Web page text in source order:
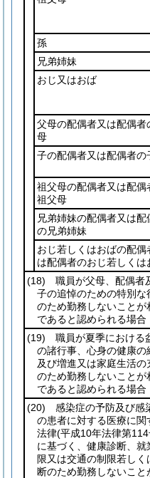
孫
兄弟姉妹
おじ又はおば
父母の配偶者又は配偶者
母
子の配偶者又は配偶者の
祖父母の配偶者又は配偶
祖父母
兄弟姉妹の配偶者又は配
の兄弟姉妹
おじ若しくはおばの配偶
は配偶者のおじ若しくは
(18) 職員が父母、配偶者
子の追悼のための特別な
のため勤務しないことが
であると認められる場合
(19) 職員が夏季における
の諸行事、心身の健康の
及び増進又は家庭生活の
のため勤務しないことが
であると認められる場合
(20) 感染症の予防及び感
の患者に対する医療に関
法律(平成10年法律第114
に基づく、健康診断、就
限又は交通の制限若しく
断のため勤務しないこと